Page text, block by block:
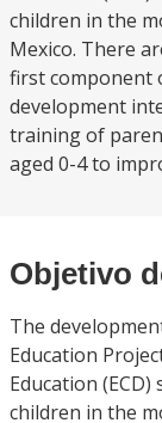
children in the
Mexico. There
first component
development
training of
aged 0-4 to
Objetivo
The
Education
Education
children in the